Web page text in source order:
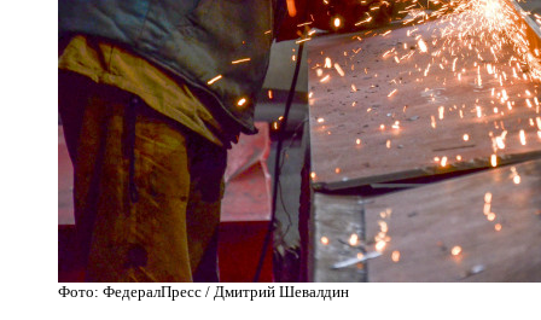
Фото: ФедералПресс / Дмитрий Шевалдин